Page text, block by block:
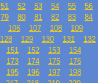
51 52 53 54 55
56
79 80 81 82 83
84
106 107 108
109
128 129 130 131
132
151 152 153
154
173 174 175
176
195 196 197
198